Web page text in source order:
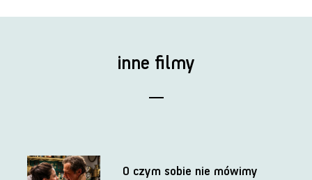
inne filmy
O czym sobie nie mówimy